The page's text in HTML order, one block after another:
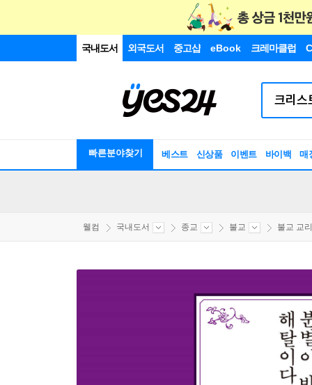
국내도서 외국도서 중고샵 eBook 크레마클럽
빠른분야찾기 베스트 신상품 이벤트 바이백 매
웰컴 국내도서 종교 불교 불교 교